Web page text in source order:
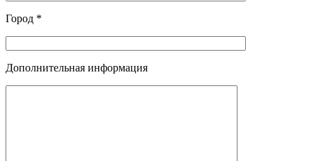
Город *
Дополнительная информация